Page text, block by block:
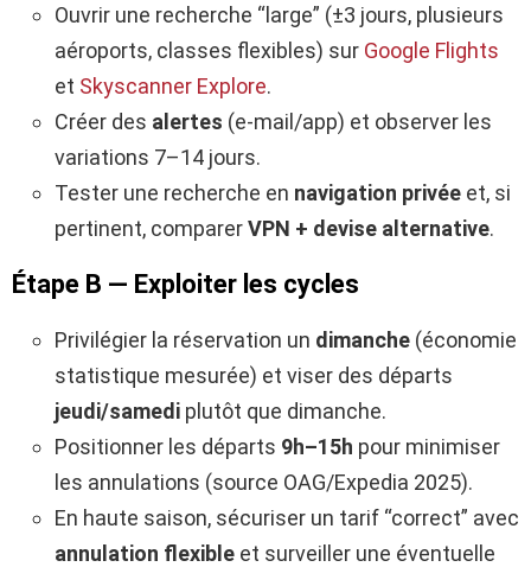
Ouvrir une recherche “large” (±3 jours, plusieurs
aéroports, classes flexibles) sur Google Flights
et Skyscanner Explore.
Créer des alertes (e-mail/app) et observer les
variations 7–14 jours.
Tester une recherche en navigation privée et, si
pertinent, comparerVPN + devise alternative.
Étape B — Exploiter les cycles
Privilégier la réservation un dimanche (économie
statistique mesurée) et viser des départs
jeudi/samedi plutôt que dimanche.
Positionner les départs 9h–15h pour minimiser
les annulations (source OAG/Expedia 2025).
En haute saison, sécuriser un tarif “correct” avec
annulation flexible et surveiller une éventuelle